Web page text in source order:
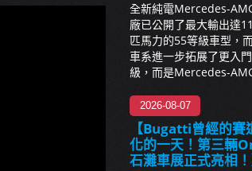
全新純電Mercedes-
廠已公開了最大輸出達
匹馬力的55等級車型，
車系進一步拓展了更入
級，而是Mercedes-
2026-08-07
【Bugatti曾經的
化的一天！第三輛
石灘車展正式亮相！